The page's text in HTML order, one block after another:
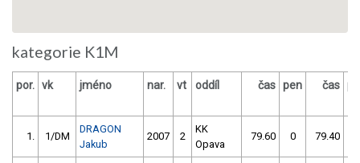
kategorie K1M
por. vk jméno nar. vt oddíl čas pen čas
1. 1/DM
DRAGON
Jakub
2007 2
KK
Opava
79.60 0 79.40